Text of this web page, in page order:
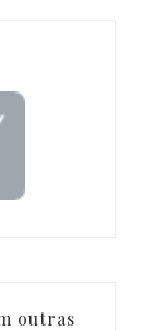
outras